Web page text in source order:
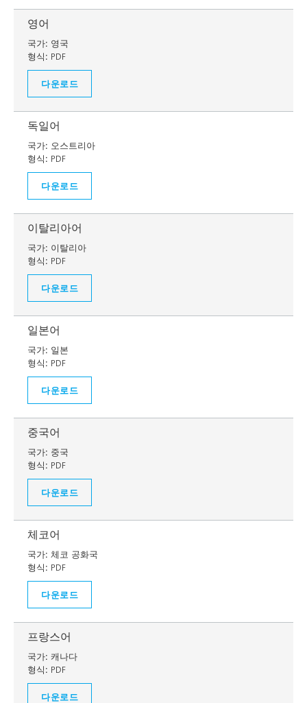
영어
국가: 영국
형식: PDF
다운로드
독일어
국가: 오스트리아
형식: PDF
다운로드
이탈리아어
국가: 이탈리아
형식: PDF
다운로드
일본어
국가: 일본
형식: PDF
다운로드
중국어
국가: 중국
형식: PDF
다운로드
체코어
국가: 체코 공화국
형식: PDF
다운로드
프랑스어
국가: 캐나다
형식: PDF
다운로드